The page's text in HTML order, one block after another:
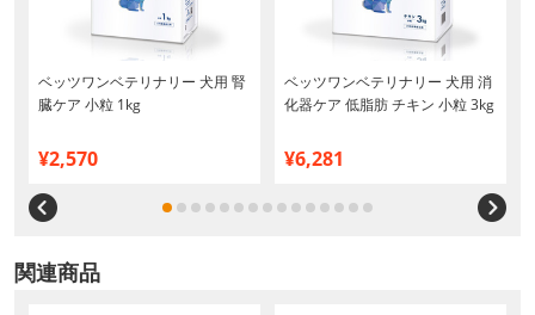
ベッツワンベテリナリー 犬用 腎
臓ケア 小粒 1kg
¥2,570
ベッツワンベテリナリー 犬用 消
化器ケア 低脂肪 チキン 小粒 3kg
¥6,281
関連商品